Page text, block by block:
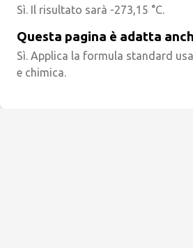
Sì. Il risultato sarà -273,15 °C.
Questa pagina è adatta
Sì. Applica la formula standard
e chimica.